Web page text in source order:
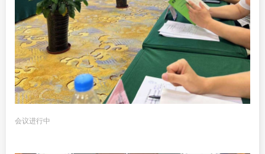
会议进行中